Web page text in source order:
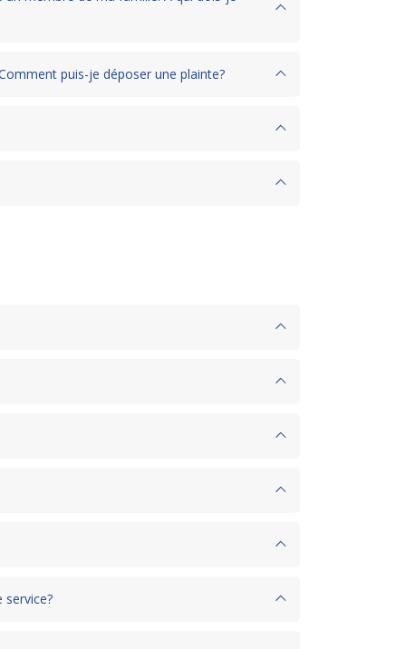
puis-je déposer une plainte?
service?